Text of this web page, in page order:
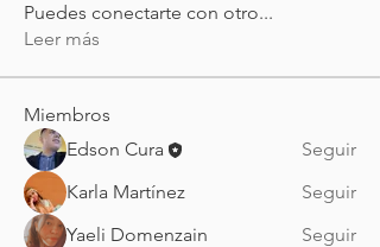
Puedes conectarte con otro...
Leer más
Miembros
Edson Cura
Seguir
Karla Martínez
Seguir
Yaeli Domenzain
Seguir